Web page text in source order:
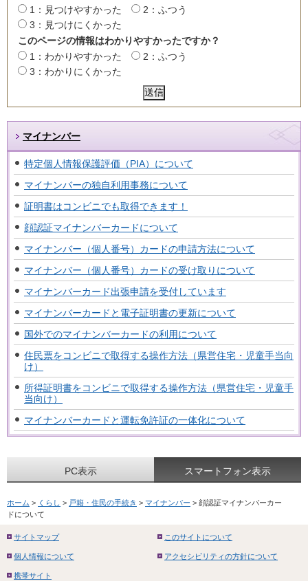
1：見つけやすかった
2：ふつう
3：見つけにくかった
このページの情報はわかりやすかったですか？
1：わかりやすかった
2：ふつう
3：わかりにくかった
マイナンバー
特定個人情報保護評価（PIA）について
マイナンバーの独自利用事務について
証明書はコンビニでも取得できます！
顔認証マイナンバーカードについて
マイナンバー（個人番号）カードの申請方法について
マイナンバー（個人番号）カードの受け取りについて
マイナンバーカード出張申請を受付しています
マイナンバーカードと電子証明書の更新について
国外でのマイナンバーカードの利用について
住民票をコンビニで取得する操作方法（県営住宅・児童手当向
け）
所得証明書をコンビニで取得する操作方法（県営住宅・児童手
当向け）
マイナンバーカードと運転免許証の一体化について
PC表示 スマートフォン表示
ホーム > くらし > 戸籍・住民の手続き > マイナンバー > 顔認証マイナンバーカー
ドについて
サイトマップ このサイトについて
個人情報について アクセシビリティの方針について
携帯サイト